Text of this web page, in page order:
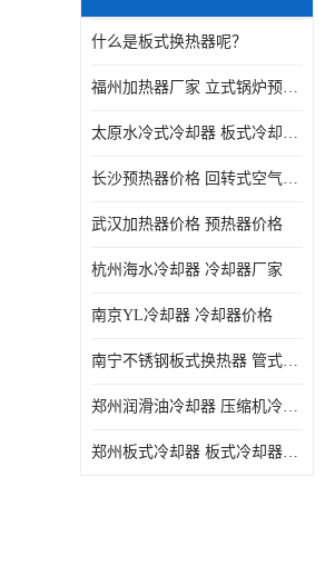
什么是板式换热器呢？
福州加热器厂家 立式锅炉预热器
太原水冷式冷却器 板式冷却器厂家
长沙预热器价格 回转式空气预热器
武汉加热器价格 预热器价格
杭州海水冷却器 冷却器厂家
南京YL冷却器 冷却器价格
南宁不锈钢板式换热器 管式空气预热加工定制
郑州润滑油冷却器 压缩机冷却器
郑州板式冷却器 板式冷却器厂家